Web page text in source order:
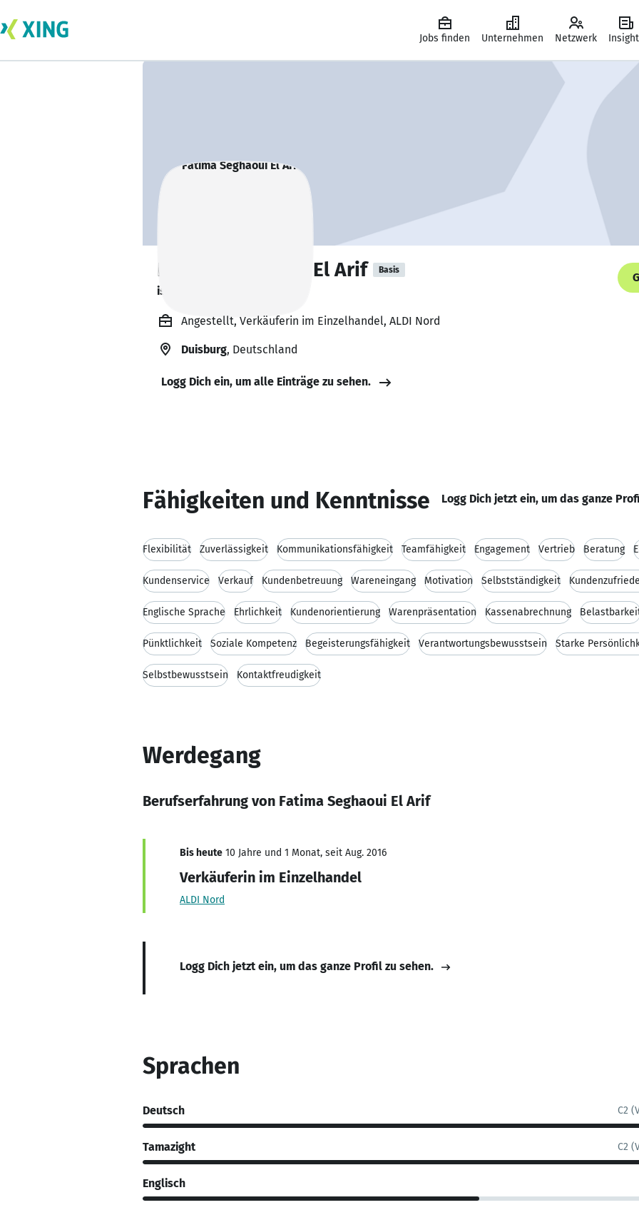
Jobs finden Unternehmen Netzwerk
Fatima Seghaoui El Arif Basis
ist offen für Projekte. 🔎
Angestellt, Verkäuferin im Einzelhandel, ALDI Nord
Duisburg, Deutschland
Logg Dich ein, um alle Einträge zu sehen.
Fähigkeiten und Kenntnisse Logg Dich jetzt ein, um das ganze
Flexibilität Zuverlässigkeit Kommunikationsfähigkeit Teamfähigkeit Engagement Vertrieb Beratung
Kundenservice Verkauf Kundenbetreuung Wareneingang Motivation Selbstständigkeit
Englische Sprache Ehrlichkeit Kundenorientierung Warenpräsentation Kassenabrechnung
Pünktlichkeit Soziale Kompetenz Begeisterungsfähigkeit Verantwortungsbewusstsein Starke
Selbstbewusstsein Kontaktfreudigkeit
Werdegang
Berufserfahrung von Fatima Seghaoui El Arif
Bis heute 10 Jahre und 1 Monat, seit Aug. 2016
Verkäuferin im Einzelhandel
ALDI Nord
Logg Dich jetzt ein, um das ganze Profil zu sehen.
Sprachen
Deutsch C2
Tamazight C2
Englisch